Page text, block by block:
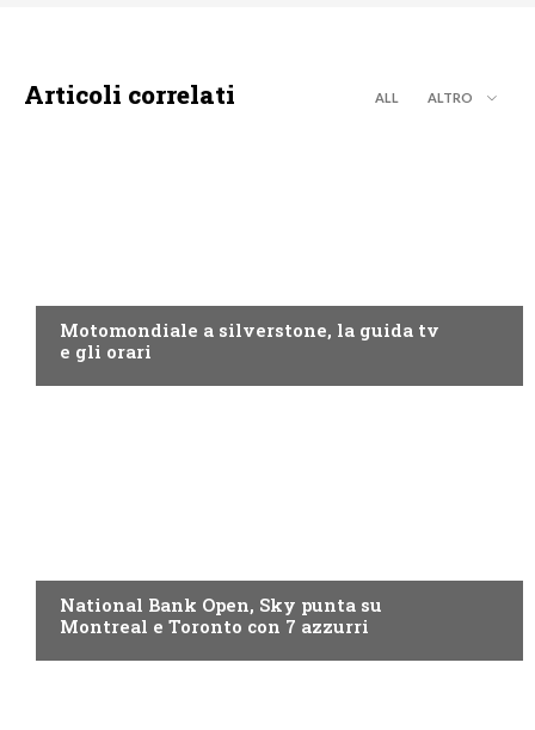
Articoli correlati ALL ALTRO
Motomondiale a silverstone, la guida tv
e gli orari
National Bank Open, Sky punta su
Montreal e Toronto con 7 azzurri